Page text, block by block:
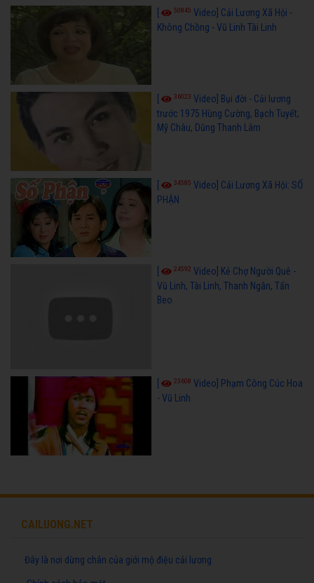
50845 Video] Cải Lương Xã Hội -
Không Chồng - Vũ Linh Tài Linh
36023 Video] Bụi đời - Cải lương
trước 1975 Hùng Cường, Bạch Tuyết,
Mỹ Châu, Dũng Thanh Lâm
34585 Video] Cải Lương Xã Hội: SỐ
PHẬN
24592 Video] Kẻ Chợ Người Quê -
Vũ Linh, Tài Linh, Thanh Ngân, Tấn
Beo
23608 Video] Phạm Công Cúc Hoa
- Vũ Linh
CAILUONG.NET
Đây là nơi dừng chân của giới mộ điệu cải lương